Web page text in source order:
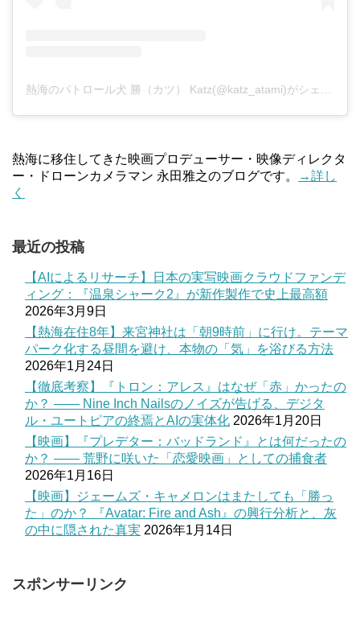
熱海に移住してきた映画プロデューサー・映像ディレクタ
ー・ドローンカメラマン 永田雅之のブログです。
→詳し
く
最近の投稿
【AIによるリサーチ】日本の実写映画クラウドファンデ
ィング：『温泉シャーク2』が新作製作で史上最高額
2026年3月9日
【熱海在住8年】来宮神社は「朝9時前」に行け。テーマ
パーク化する昼間を避け、本物の「気」を浴びる方法
2026年1月24日
【徹底考察】『トロン：アレス』はなぜ「赤」かったの
か？ —— Nine Inch Nailsのノイズが告げる、デジタ
ル・ユートピアの終焉とAIの実体化 2026年1月20日
【映画】『プレデター：バッドランド』とは何だったの
か？ —— 荒野に咲いた「恋愛映画」としての捕食者
2026年1月16日
【映画】ジェームズ・キャメロンはまたしても「勝っ
た」のか？ 『Avatar: Fire and Ash』の興行分析と、灰
の中に隠された真実 2026年1月14日
スポンサーリンク